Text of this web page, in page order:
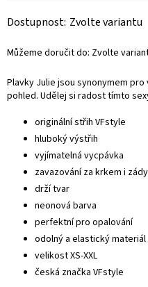
Zvolte variantu
Můžeme doručit do: Zvolte
Plavky Julie jsou synonymem
pohled. Udělej si radost tímto
originální střih VFstyle
hluboký výstřih
vyjímatelná vycpávka
zavazování za krkem i zády
drží tvar
neonová barva
perfektní pro opalování
odolný a elastický materiál
velikost XS-XXL
česká značka VFstyle